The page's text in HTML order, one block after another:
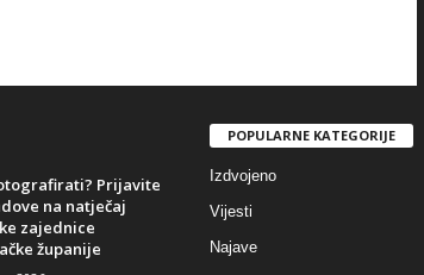
Prijavite
na natječaj
zajednice
županije
POPULARNE KATEGORIJE
Izdvojeno
Vijesti
Najave